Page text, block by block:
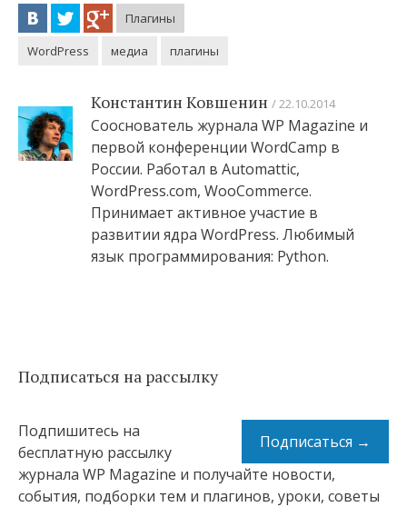
Плагины
WordPress
медиа плагины
Константин Ковшенин 22.10.2014
Сооснователь журнала WP Magazine и
первой конференции WordCamp в
России. Работал в Automattic,
WordPress.com, WooCommerce.
Принимает активное участие в
развитии ядра WordPress. Любимый
язык программирования: Python.
Подписаться на рассылку
Подписаться →
Подпишитесь на
бесплатную рассылку
журнала WP Magazine и получайте новости,
события, подборки тем и плагинов, уроки, советы